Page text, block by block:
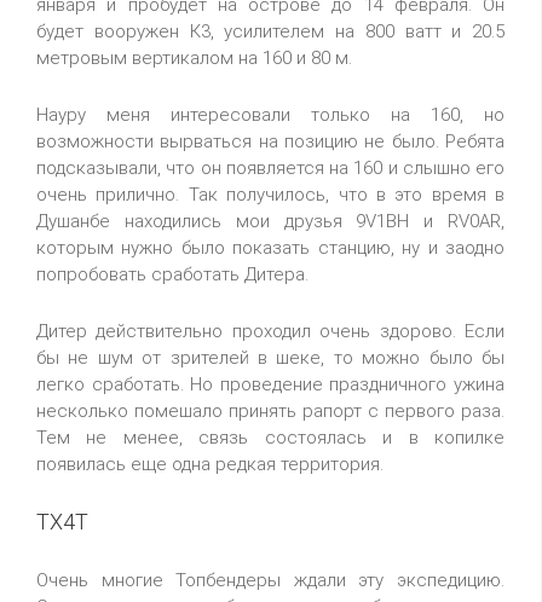
января и пробудет на острове до 14 февраля. Он
будет вооружен К3, усилителем на 800 ватт и 20.5
метровым вертикалом на 160 и 80 м.
Науру меня интересовали только на 160, но
возможности вырваться на позицию не было. Ребята
подсказывали, что он появляется на 160 и слышно его
очень прилично. Так получилось, что в это время в
Душанбе находились мои друзья 9V1BH и RV0AR,
которым нужно было показать станцию, ну и заодно
попробовать сработать Дитера.
Дитер действительно проходил очень здорово. Если
бы не шум от зрителей в шеке, то можно было бы
легко сработать. Но проведение праздничного ужина
несколько помешало принять рапорт с первого раза.
Тем не менее, связь состоялась и в копилке
появилась еще одна редкая территория.
TX4T
Очень многие Топбендеры ждали эту экспедицию.